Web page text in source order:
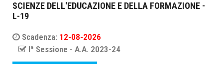
SCIENZE DELL'EDUCAZIONE E DELLA FORMAZIONE -
L-19
Scadenza: 12-08-2026
Iª Sessione - A.A. 2023-24